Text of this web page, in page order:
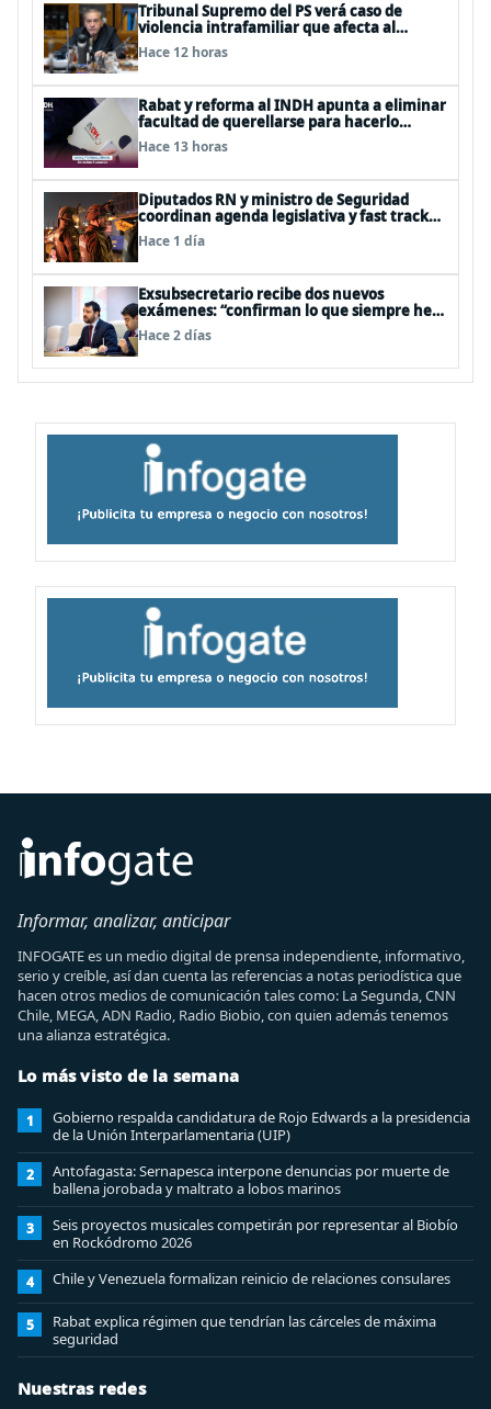
Tribunal Supremo del PS verá caso de
violencia intrafamiliar que afecta al
senador Fidel Espinoza
Hace 12 horas
Rabat y reforma al INDH apunta a eliminar
facultad de querellarse para hacerlo
“consultivo”
Hace 13 horas
Diputados RN y ministro de Seguridad
coordinan agenda legislativa y fast track
de proyectos
Hace 1 día
Exsubsecretario recibe dos nuevos
exámenes: “confirman lo que siempre he
dicho que no consumo droga”
Hace 2 días
Informar, analizar, anticipar
INFOGATE es un medio digital de prensa independiente, informativo,
serio y creíble, así dan cuenta las referencias a notas periodística que
hacen otros medios de comunicación tales como: La Segunda, CNN
Chile, MEGA, ADN Radio, Radio Biobio, con quien además tenemos
una alianza estratégica.
Lo más visto de la semana
1
Gobierno respalda candidatura de Rojo Edwards a la presidencia
de la Unión Interparlamentaria (UIP)
2
Antofagasta: Sernapesca interpone denuncias por muerte de
ballena jorobada y maltrato a lobos marinos
3
Seis proyectos musicales competirán por representar al Biobío
en Rockódromo 2026
4 Chile y Venezuela formalizan reinicio de relaciones consulares
5
Rabat explica régimen que tendrían las cárceles de máxima
seguridad
Nuestras redes